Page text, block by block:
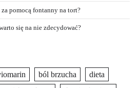
pomocą fontanny na tort?
się na nie zdecydować?
ból brzucha
dieta